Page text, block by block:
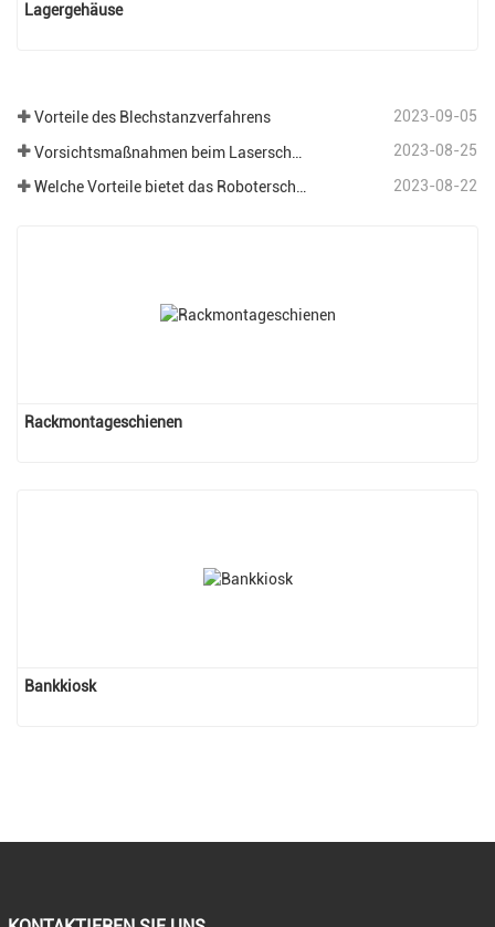
Lagergehäuse
Vorteile des Blechstanzverfahrens 2023-09-05
2023-08-25
2023-08-22
Rackmontageschienen
Bankkiosk